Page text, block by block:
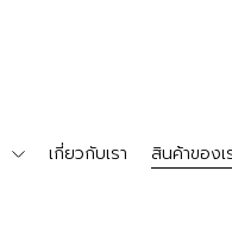
เกี่ยวกับเรา สินค้าของเ